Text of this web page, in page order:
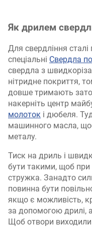
Як дрилем
Для свердління сталі
спеціальні Свердла
свердла з
нітридне покриття,
довше тримають
накерніть центр
молоток і дюбеля.
машинного масла,
металу.
Тиск на дриль і
бути такими, щоб при
стружка. Занадто
повинна бути
якщо є можливість,
за допомогою дрилі,
Щоб отвори